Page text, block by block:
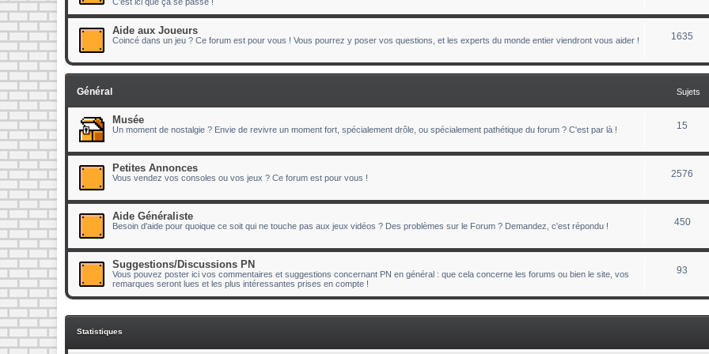
Aide aux Joueurs
Coincé dans un jeu ? Ce forum est pour vous ! Vous pourrez y poser vos questions, et les experts du monde entier viendront vous aider ! 1635
Général Sujets
Musée
Un moment de nostalgie ? Envie de revivre un moment fort, spécialement drôle, ou spécialement pathétique du forum ? C'est par là ! 15
Petites Annonces
Vous vendez vos consoles ou vos jeux ? Ce forum est pour vous ! 2576
Aide Généraliste
Besoin d'aide pour quoique ce soit qui ne touche pas aux jeux vidéos ? Des problèmes sur le Forum ? Demandez, c'est répondu ! 450
Suggestions/Discussions PN
Vous pouvez poster ici vos commentaires et suggestions concernant PN en général : que cela concerne les forums ou bien le site, vos
remarques seront lues et les plus intéressantes prises en compte !
93
Statistiques